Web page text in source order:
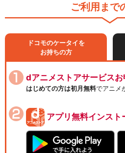
ご利用まで
ドコモのケータイを
お持ちの方
dアニメストアサービスお
はじめての方は初月無料でアニメ
アプリ無料インスト